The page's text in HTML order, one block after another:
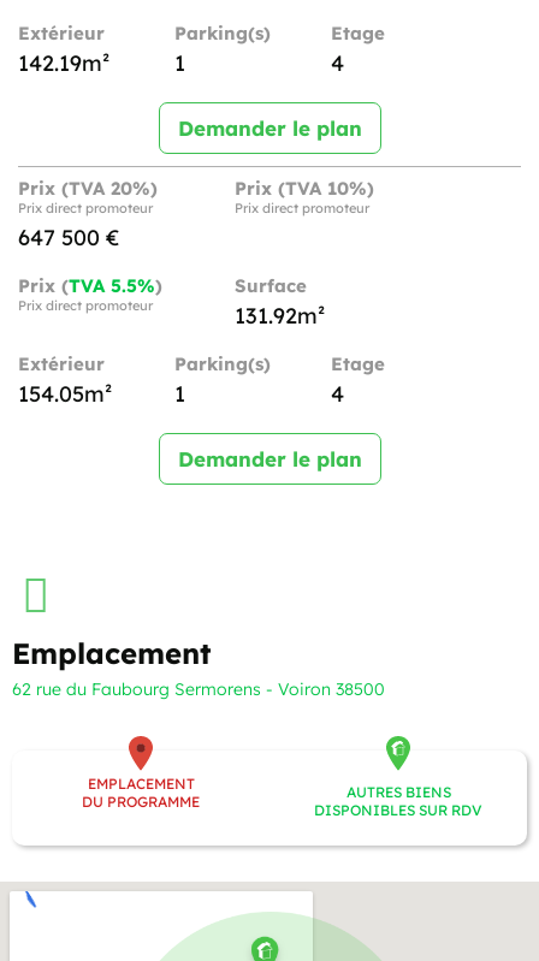
Extérieur
142.19m²
Parking(s)
1
Etage
4
Demander le plan
Prix (TVA 20%)
Prix direct promoteur
647 500 €
Prix (TVA 10%)
Prix direct promoteur
Prix (TVA 5.5%)
Prix direct promoteur
Surface
131.92m²
Extérieur
154.05m²
Parking(s)
1
Etage
4
Demander le plan
Emplacement
62 rue du Faubourg Sermorens - Voiron 38500
EMPLACEMENT
DU PROGRAMME
AUTRES BIENS
DISPONIBLES SUR RDV